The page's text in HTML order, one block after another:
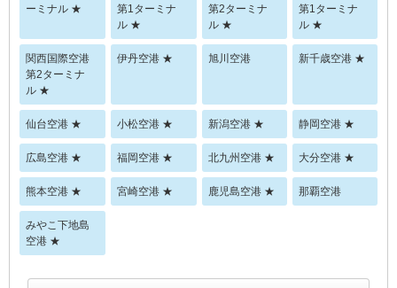
ーミナル ★
第1ターミナ
ル ★
第2ターミナ
ル ★
第1ターミナ
ル ★
関西国際空港
第2ターミナ
ル ★
伊丹空港 ★ 旭川空港 新千歳空港 ★
仙台空港 ★ 小松空港 ★ 新潟空港 ★ 静岡空港 ★
広島空港 ★ 福岡空港 ★ 北九州空港 ★ 大分空港 ★
熊本空港 ★ 宮崎空港 ★ 鹿児島空港 ★ 那覇空港
みやこ下地島
空港 ★